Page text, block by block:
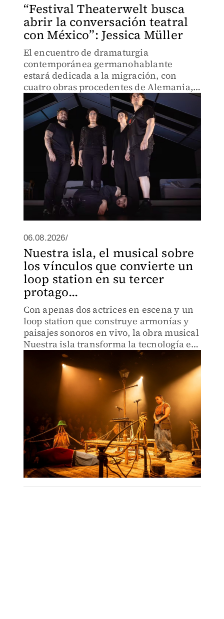
“Festival Theaterwelt busca
abrir la conversación teatral
con México”: Jessica Müller
El encuentro de dramaturgia
contemporánea germanohablante
estará dedicada a la migración, con
cuatro obras procedentes de Alemania,
Austria y Suiza traducidas al español.
06.08.2026/
Nuestra isla, el musical sobre
los vínculos que convierte un
loop station en su tercer
protago...
Con apenas dos actrices en escena y un
loop station que construye armonías y
paisajes sonoros en vivo, la obra musical
Nuestra isla transforma la tecnología en
otro de los protagonistas en escena.